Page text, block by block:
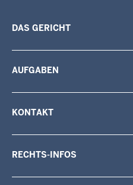
DAS GERICHT
AUFGABEN
KONTAKT
RECHTS-INFOS